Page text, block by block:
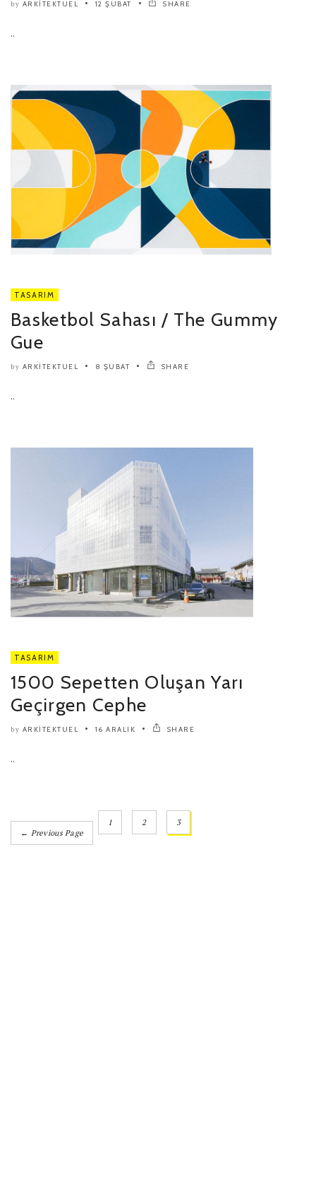
by ARKITEKTUEL 12 ŞUBAT SHARE
..
TASARIM
Basketbol Sahası / The Gummy
Gue
by ARKITEKTUEL 8 ŞUBAT SHARE
..
TASARIM
1500 Sepetten Oluşan Yarı
Geçirgen Cephe
by ARKITEKTUEL 16 ARALIK SHARE
..
← Previous Page
1 2 3